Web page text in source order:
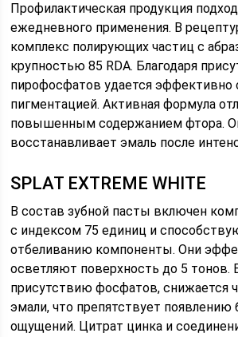
Профилактическая продукция
ежедневного применения. В
комплекс полирующих частиц с
крупностью 85 RDA. Благодаря
пирофосфатов удается эффективно
пигментацией. Активная формула
повышенным содержанием фтора.
восстанавливает эмаль после
SPLAT EXTREME WHITE
В состав зубной пасты включен
с индексом 75 единиц и
отбеливанию компоненты. Они
осветляют поверхность до 5 тонов.
присутствию фосфатов, снижается
эмали, что препятствует появлению
ощущений. Цитрат цинка и